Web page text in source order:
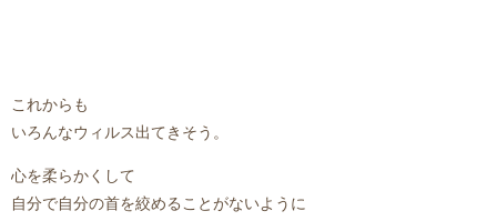
これからも
いろんなウィルス出てきそう。
心を柔らかくして
自分で自分の首を絞めることがないように